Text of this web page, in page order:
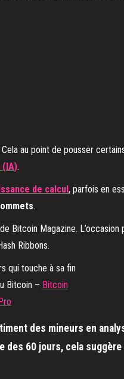
Cela au point de pousser
(IA).
de calcul , parfois en
.
Bitcoin Magazine.
Ribbons.
Bitcoin – Bitcoin
des mineurs en
des 60 jours, cela